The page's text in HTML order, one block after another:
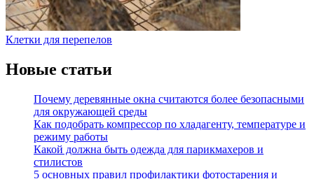
Клетки для перепелов
Новые статьи
Почему деревянные окна считаются более безопасными
для окружающей среды
Как подобрать компрессор по хладагенту, температуре и
режиму работы
Какой должна быть одежда для парикмахеров и
стилистов
5 основных правил профилактики фотостарения и